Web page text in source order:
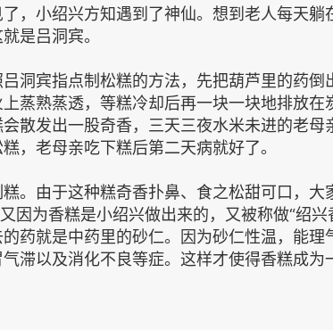
，小绍兴方知遇到了神仙。想到老人每天躺
是吕洞宾。
洞宾指点制松糕的方法，先把葫芦里的药倒
蒸熟蒸透，等糕冷却后再一块一块地排放在
散发出一股奇香，三天三夜水米未进的老母
，老母亲吃下糕后第二天病就好了。
。由于这种糕奇香扑鼻、食之松甜可口，大
因为香糕是小绍兴做出来的，又被称做“绍兴
药就是中药里的砂仁。因为砂仁性温，能理
滞以及消化不良等症。这样才使得香糕成为